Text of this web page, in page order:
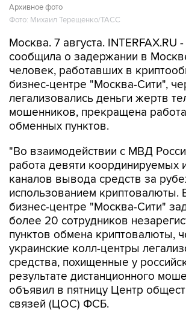
Архивное фото
Фото: Михаил Терещенко/ТАСС
Москва. 7 августа. INTERFAX.RU
сообщила о задержании в
человек, работавших в
бизнес-центре "Москва-Сити",
легализовались деньги жертв
мошенников, прекращена
обменных пунктов.
"Во взаимодействии с МВД
работа девяти координируемых
каналов вывода средств за
использованием криптовалюты.
бизнес-центре "Москва-Сити"
более 20 сотрудников
пунктов обмена криптовалюты,
украинские колл-центры
средства, похищенные у
результате дистанционного
объявил в пятницу Центр
связей (ЦОС) ФСБ.